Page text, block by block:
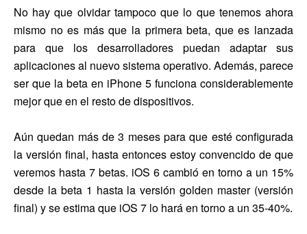
No hay que olvidar tampoco que lo que tenemos ahora
mismo no es más que la primera beta, que es lanzada
para que los desarrolladores puedan adaptar sus
aplicaciones al nuevo sistema operativo. Además, parece
ser que la beta en iPhone 5 funciona considerablemente
mejor que en el resto de dispositivos.
Aún quedan más de 3 meses para que esté configurada
la versión final, hasta entonces estoy convencido de que
veremos hasta 7 betas. iOS 6 cambió en torno a un 15%
desde la beta 1 hasta la versión golden master (versión
final) y se estima que iOS 7 lo hará en torno a un 35-40%.